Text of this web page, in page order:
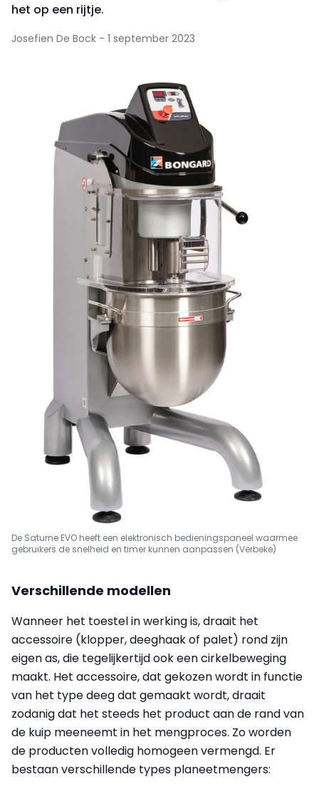
het op een rijtje.
Josefien De Bock - 1 september 2023
De Saturne EVO heeft een elektronisch bedieningspaneel waarmee
gebruikers de snelheid en timer kunnen aanpassen (Verbeke)
Verschillende modellen
Wanneer het toestel in werking is, draait het
accessoire (klopper, deeghaak of palet) rond zijn
eigen as, die tegelijkertijd ook een cirkelbeweging
maakt. Het accessoire, dat gekozen wordt in functie
van het type deeg dat gemaakt wordt, draait
zodanig dat het steeds het product aan de rand van
de kuip meeneemt in het mengproces. Zo worden
de producten volledig homogeen vermengd. Er
bestaan verschillende types planeetmengers: